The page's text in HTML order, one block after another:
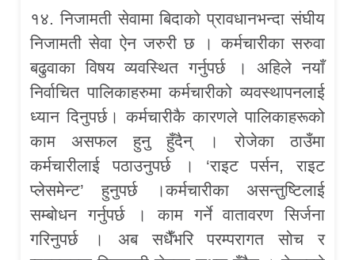
१४. निजामती सेवामा बिदाको प्रावधानभन्दा संघीय
निजामती सेवा ऐन जरुरी छ । कर्मचारीका सरुवा
बढुवाका विषय व्यवस्थित गर्नुपर्छ । अहिले नयाँ
निर्वाचित पालिकाहरुमा कर्मचारीको व्यवस्थापनलाई
ध्यान दिनुपर्छ। कर्मचारीकै कारणले पालिकाहरूको
काम असफल हुनु हुँदैन् । रोजेका ठाउँमा
कर्मचारीलाई पठाउनुपर्छ । ‘राइट पर्सन, राइट
प्लेसमेन्ट’ हुनुपर्छ ।कर्मचारीका असन्तुष्टिलाई
सम्बोधन गर्नुपर्छ । काम गर्ने वातावरण सिर्जना
गरिनुपर्छ । अब सधैँभरि परम्परागत सोच र